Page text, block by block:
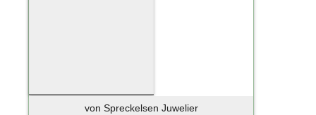
von Spreckelsen Juwelier